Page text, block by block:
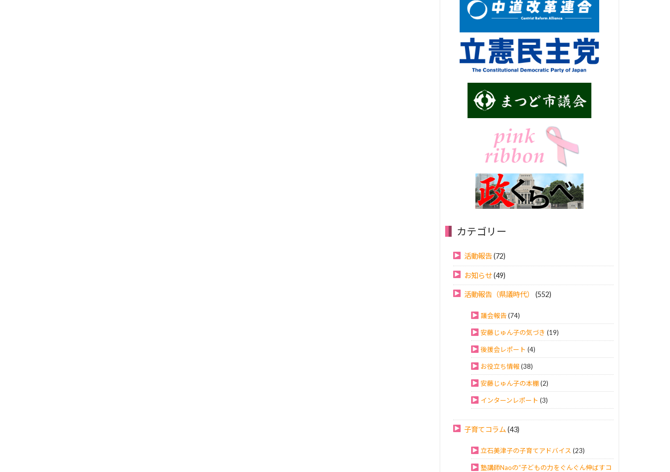
カテゴリー
活動報告(72)
お知らせ(49)
活動報告（県議時代） (552)
議会報告(74)
安藤じゅん子の気づき (19)
後援会レポート (4)
お役立ち情報(38)
安藤じゅん子の本棚(2)
インターンレポート (3)
子育てコラム (43)
立石美津子の子育てアドバイス (23)
塾講師Naoの“子どもの力をぐんぐん伸ばすコ